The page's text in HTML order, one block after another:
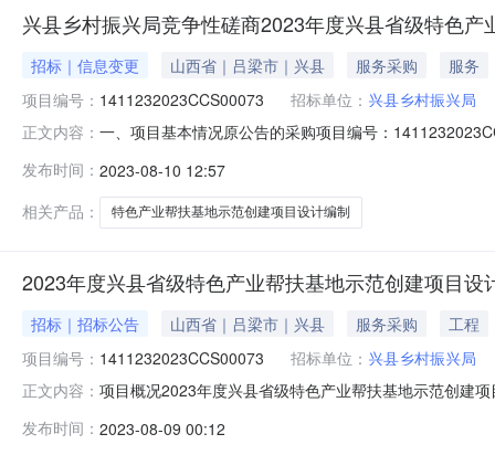
兴县乡村振兴局竞争性磋商2023年度兴县省级特色
招标｜信息变更 山西省｜吕梁市｜兴县 服务采购
服务
项目编号： 1411232023CCS00073 招标单位： 兴县乡村振兴局
正文内容： 一、项目基本情况原公告的采购项目编号：
商务、技术要求服务期限：90日历天服务期限：90个工
县乡
发布时间： 2023-08-10 12:57
相关产品：
特色产业帮扶基地示范创建项目设计编制
2023年度兴县省级特色产业帮扶基地示范创建项目设
招标｜招标公告 山西省｜吕梁市｜兴县 服务采购
工程
项目编号： 1411232023CCS00073 招标单位： 兴县乡村振兴局
正文内容： 项目概况2023年度兴县省级特色产业帮扶基地示范创建
4.最高限价：205万元5.采购需求：进行兴县蔡家会镇千
发布时间： 2023-08-09 00:12